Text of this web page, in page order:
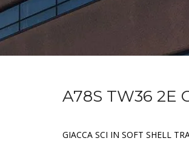
A78S TW36 2E
GIACCA SCI IN SOFT SHELL